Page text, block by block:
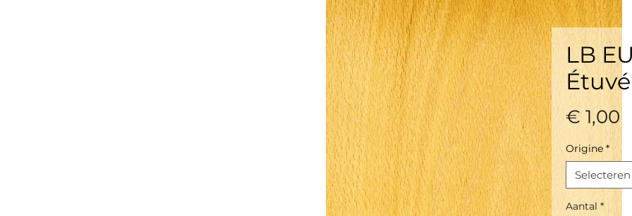
LB
Étuvé
€ 1,00
Origine *
Selecteren
Aantal *